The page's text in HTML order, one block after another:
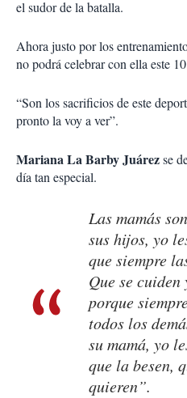
el sudor de la batalla.
Ahora justo por los
no podrá celebrar con ella este
“Son los sacrificios de este
pronto la voy a ver”.
Mariana La Barby Juárezse
día tan especial.
Las mamás
sus hijos, yo
que siempre
Que se
porque
todos los
su mamá, yo
que la besen,
quieren”.